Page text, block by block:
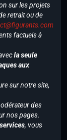
sur les projets
retrait ou de
factuels à
la seule
aux
sur notre site,
des
nos pages.
, vous